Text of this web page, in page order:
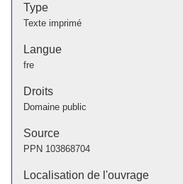
Type
Texte imprimé
Langue
fre
Droits
Domaine public
Source
PPN 103868704
Localisation de l'ouvrage